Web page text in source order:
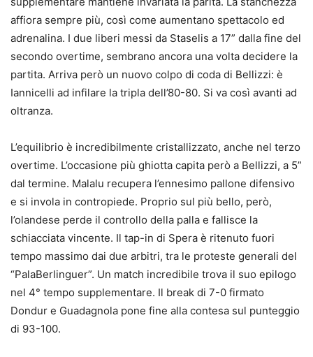
affiora sempre più, così come aumentano spettacolo ed
adrenalina. I due liberi messi da Staselis a 17” dalla fine del
secondo overtime, sembrano ancora una volta decidere la
partita. Arriva però un nuovo colpo di coda di Bellizzi: è
Iannicelli ad infilare la tripla dell’80-80. Si va così avanti ad
oltranza.
L’equilibrio è incredibilmente cristallizzato, anche nel terzo
overtime. L’occasione più ghiotta capita però a Bellizzi, a 5”
dal termine. Malalu recupera l’ennesimo pallone difensivo
e si invola in contropiede. Proprio sul più bello, però,
l’olandese perde il controllo della palla e fallisce la
schiacciata vincente. Il tap-in di Spera è ritenuto fuori
tempo massimo dai due arbitri, tra le proteste generali del
“PalaBerlinguer”. Un match incredibile trova il suo epilogo
nel 4° tempo supplementare. Il break di 7-0 firmato
Dondur e Guadagnola pone fine alla contesa sul punteggio
di 93-100.